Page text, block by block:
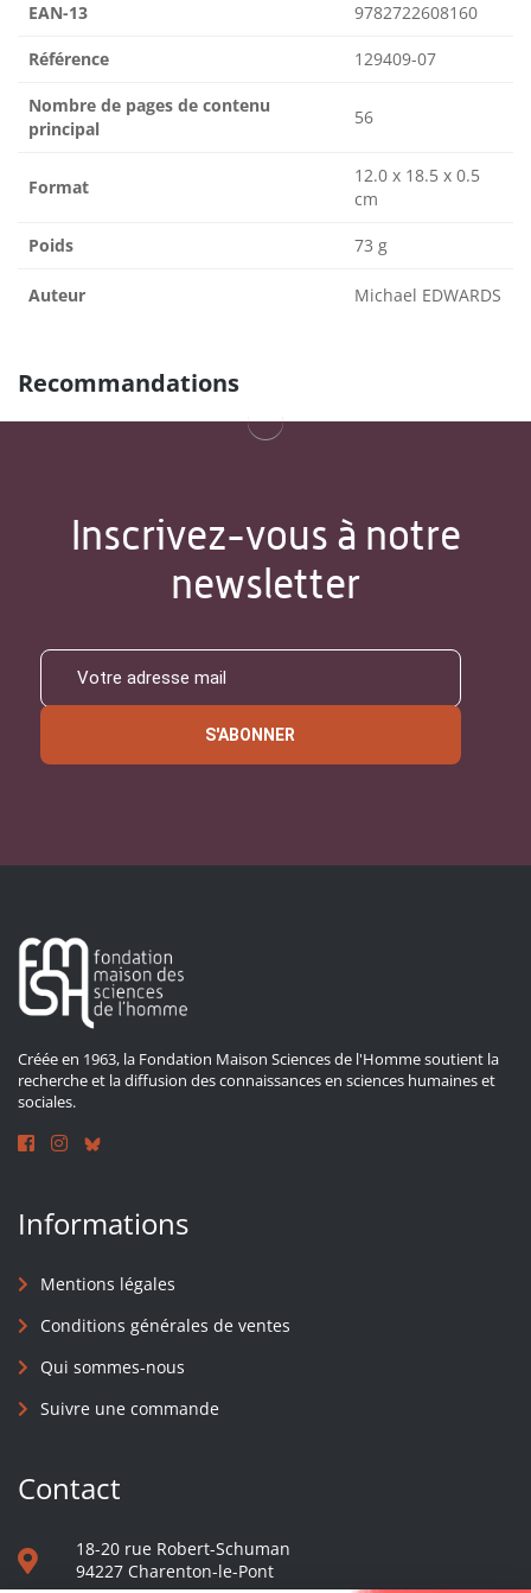
EAN-13 9782722608160
Référence 129409-07
Nombre de pages de contenu
principal
56
Format
12.0 x 18.5 x 0.5
cm
Poids 73 g
Auteur Michael EDWARDS
Recommandations
Inscrivez-vous à notre
newsletter
S'ABONNER
Créée en 1963, la Fondation Maison Sciences de l'Homme soutient la
recherche et la diffusion des connaissances en sciences humaines et
sociales.
Informations
Mentions légales
Conditions générales de ventes
Qui sommes-nous
Suivre une commande
Contact
18-20 rue Robert-Schuman
94227 Charenton-le-Pont